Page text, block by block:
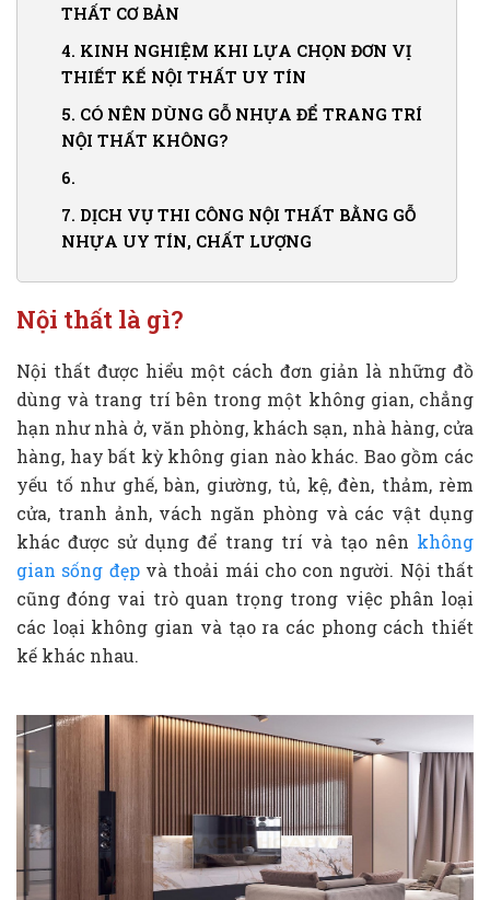
THẤT CƠ BẢN
3.1.Thành phần cố định
3.2.Những trang thiết bị chức năng
3.3.Vật thể trang trí
4. KINH NGHIỆM KHI LỰA CHỌN ĐƠN VỊ
THIẾT KẾ NỘI THẤT UY TÍN
5. CÓ NÊN DÙNG GỖ NHỰA ĐỂ TRANG TRÍ
NỘI THẤT KHÔNG?
6.
7. DỊCH VỤ THI CÔNG NỘI THẤT BẰNG GỖ
NHỰA UY TÍN, CHẤT LƯỢNG
Nội thất là gì?
Nội thất được hiểu một cách đơn giản là những đồ
dùng và trang trí bên trong một không gian, chẳng
hạn như nhà ở, văn phòng, khách sạn, nhà hàng, cửa
hàng, hay bất kỳ không gian nào khác. Bao gồm các
yếu tố như ghế, bàn, giường, tủ, kệ, đèn, thảm, rèm
cửa, tranh ảnh, vách ngăn phòng và các vật dụng
khác được sử dụng để trang trí và tạo nên không
gian sống đẹpvà thoải mái cho con người. Nội thất
cũng đóng vai trò quan trọng trong việc phân loại
các loại không gian và tạo ra các phong cách thiết
kế khác nhau.